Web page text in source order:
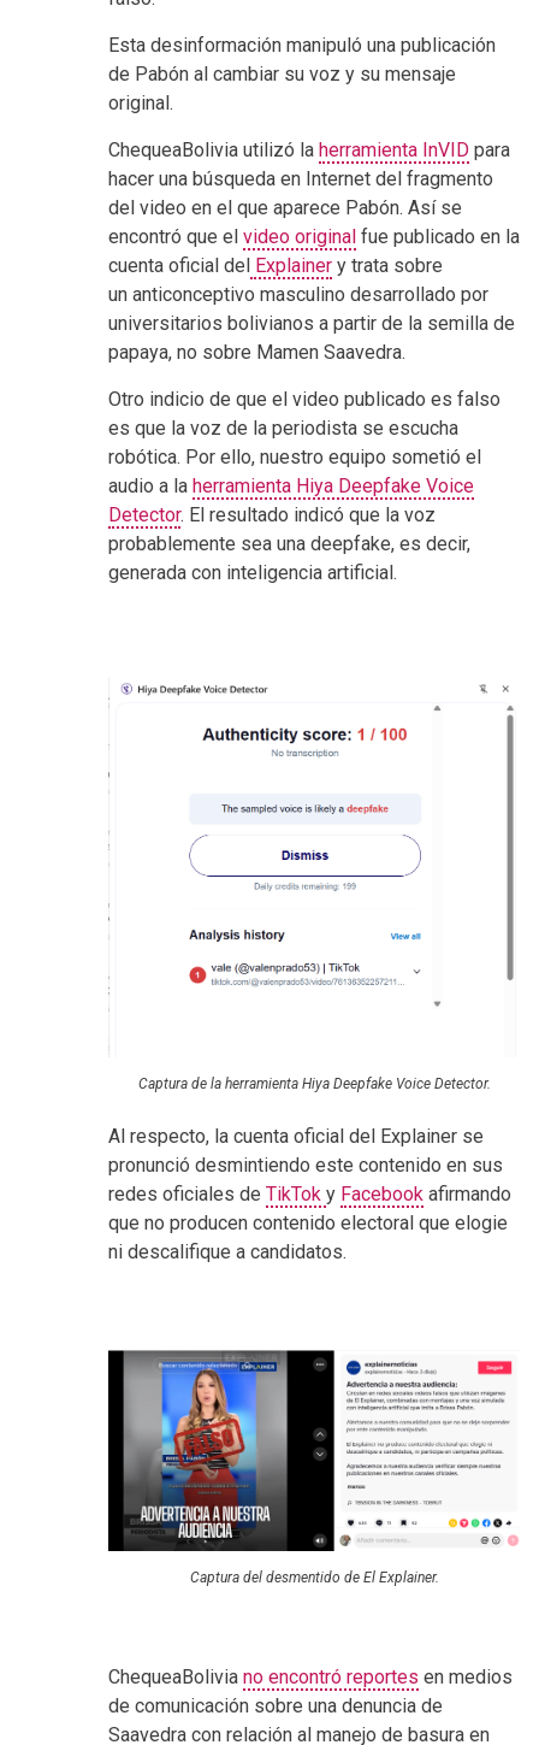
Esta desinformación manipuló una publicación
de Pabón al cambiar su voz y su mensaje
original.
ChequeaBolivia utilizó la herramienta InVID para
hacer una búsqueda en Internet del fragmento
del video en el que aparece Pabón. Así se
encontró que el video original fue publicado en la
cuenta oficial del
Explainer y trata sobre
un anticonceptivo masculino desarrollado por
universitarios bolivianos a partir de la semilla de
papaya, no sobre Mamen Saavedra.
Otro indicio de que el video publicado es falso
es que la voz de la periodista se escucha
robótica. Por ello, nuestro equipo sometió el
audio a la herramienta Hiya Deepfake Voice
Detector. El resultado indicó que la voz
probablemente sea una deepfake, es decir,
generada con inteligencia artificial.
Captura de la herramienta Hiya Deepfake Voice Detector.
Al respecto, la cuenta oficial del Explainer se
pronunció desmintiendo este contenido en sus
redes oficiales de TikTok y Facebook afirmando
que no producen contenido electoral que elogie
ni descalifique a candidatos.
Captura del desmentido de El Explainer.
ChequeaBolivia no encontró reportes en medios
de comunicación sobre una denuncia de
Saavedra con relación al manejo de basura en